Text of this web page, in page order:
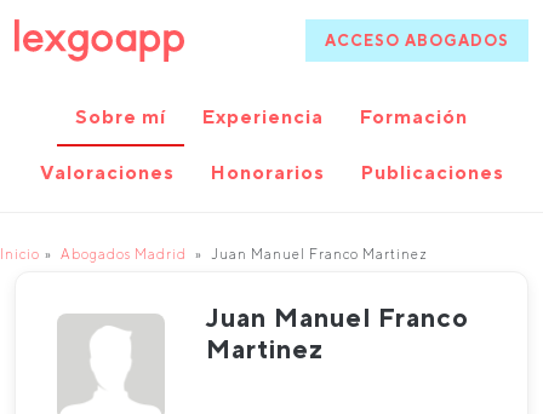
ACCESO ABOGADOS
Sobre mí Experiencia Formación
Valoraciones Honorarios Publicaciones
Inicio Abogados Madrid Juan Manuel Franco Martinez
Juan Manuel Franco
Martinez